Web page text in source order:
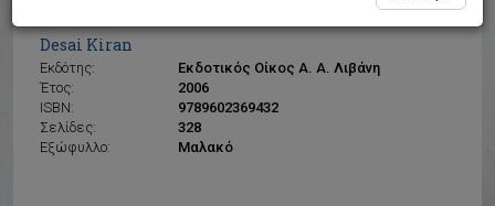
Desai Kiran
Εκδότης:
Εκδοτικός Οίκος Α. Α. Λιβάνη
Έτος:
2006
ISBN:
9789602369432
Σελίδες:
328
Εξώφυλλο:
Μαλακό